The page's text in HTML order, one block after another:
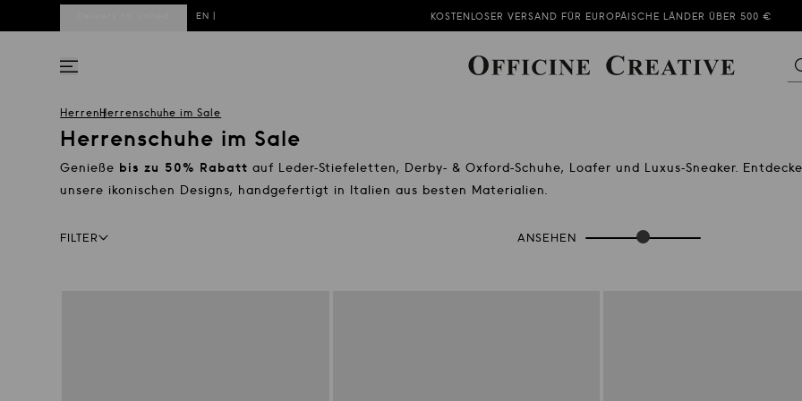
EN
SUBSCRIBE TO OUR NEWSLETTER AND GET 10% OFF
KOSTENLOSER VERSAND FÜR EUROPÄISCHE LÄNDER ÜBER 500 €
Herren Herrenschuhe im Sale
Herrenschuhe im Sale
Genieße bis zu 50% Rabatt auf Leder-Stiefeletten, Derby- & Oxford-Schuhe, Loafer und Luxus-Sneaker. Entdecke
unsere ikonischen Designs, handgefertigt in Italien aus besten Materialien.
Facets bar
FILTER ANSEHEN